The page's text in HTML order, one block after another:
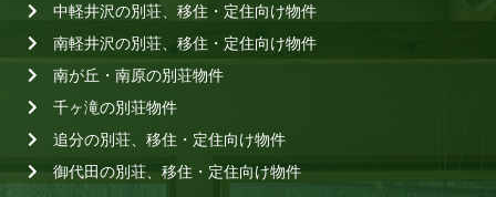
中軽井沢の別荘、移住・定住向け物件
南軽井沢の別荘、移住・定住向け物件
南が丘・南原の別荘物件
千ヶ滝の別荘物件
追分の別荘、移住・定住向け物件
御代田の別荘、移住・定住向け物件